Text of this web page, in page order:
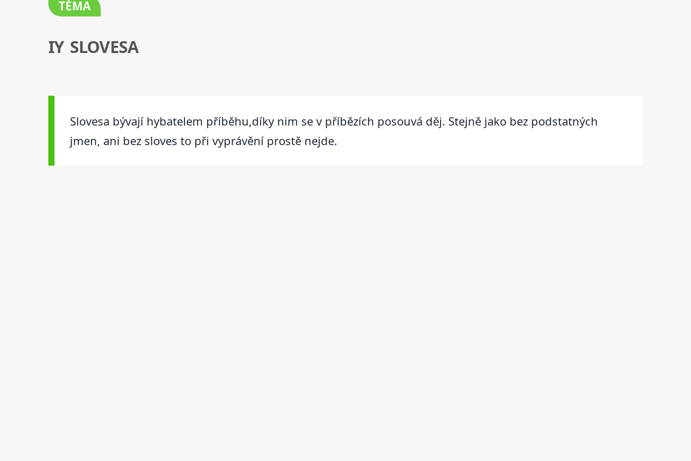
TÉMA
IY SLOVESA
Slovesa bývají hybatelem příběhu,díky nim se v příbězích posouvá děj. Stejně jako bez podstatných
jmen, ani bez sloves to při vyprávění prostě nejde.